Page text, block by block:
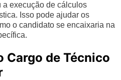
a execução de cálculos
Isso pode ajudar os
o candidato se encaixaria na
Cargo de Técnico